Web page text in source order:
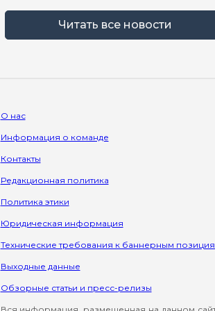
Читать все новости
О нас
Информация о команде
Контакты
Редакционная политика
Политика этики
Юридическая информация
Технические требования к баннерным
Выходные данные
Обзорные статьи и пресс-релизы